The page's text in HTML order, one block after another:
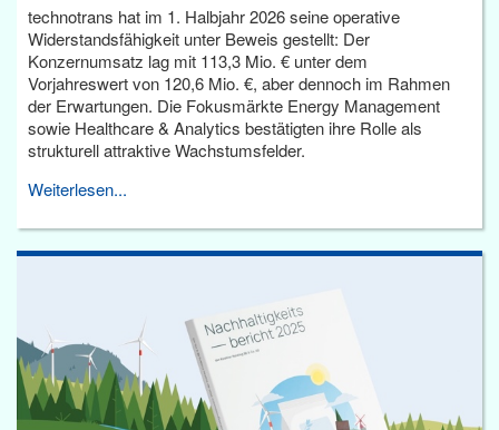
technotrans hat im 1. Halbjahr 2026 seine operative
Widerstandsfähigkeit unter Beweis gestellt: Der
Konzernumsatz lag mit 113,3 Mio. € unter dem
Vorjahreswert von 120,6 Mio. €, aber dennoch im Rahmen
der Erwartungen. Die Fokusmärkte Energy Management
sowie Healthcare & Analytics bestätigten ihre Rolle als
strukturell attraktive Wachstumsfelder.
Weiterlesen...